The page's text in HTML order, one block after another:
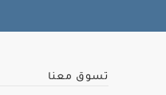
تسوق معنا